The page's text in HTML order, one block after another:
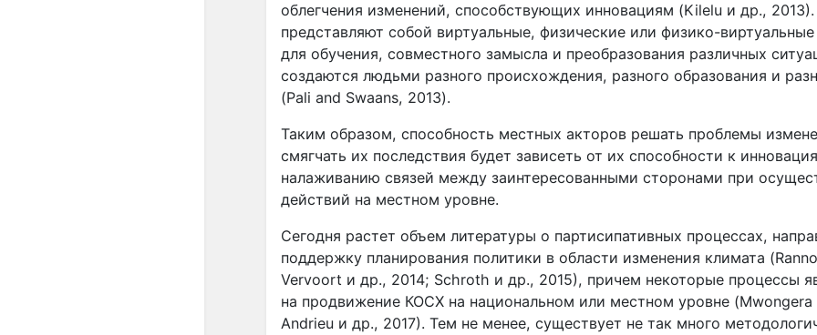
облегчения изменений, способствующих инновациям (Kilelu и др.,
представляют собой виртуальные, физические или физико-
для обучения, совместного замысла и преобразования различных
создаются людьми разного происхождения, разного образования и
(Pali and Swaans, 2013).
Таким образом, способность местных акторов решать проблемы
смягчать их последствия будет зависеть от их способности к
налаживанию связей между заинтересованными сторонами при
действий на местном уровне.
Сегодня растет объем литературы о партисипативных процессах,
поддержку планирования политики в области изменения климата
Vervoort и др., 2014; Schroth и др., 2015), причем некоторые процессы
на продвижение КОСХ на национальном или местном уровне (Mwongera
Andrieu и др., 2017). Тем не менее, существует не так много